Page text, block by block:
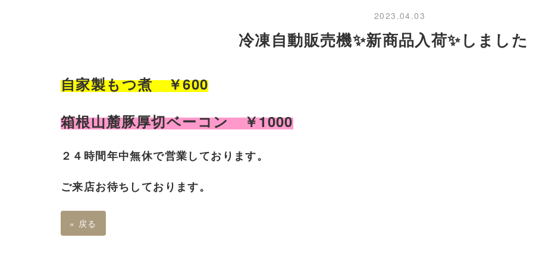
2023.04.03
冷凍自動販売機✨新商品入荷✨しまし
自家製もつ煮 ￥600
箱根山麓豚厚切ベーコン ￥1000
２４時間年中無休で営業しております。
ご来店お待ちしております。
« 戻る